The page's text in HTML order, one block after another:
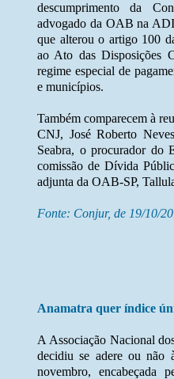
descumprimento da
advogado da OAB na
que alterou o artigo 100
ao Ato das Disposições
regime especial de
e municípios.
Também comparecem à
CNJ, José Roberto
Seabra, o procurador do
comissão de Dívida
adjunta da OAB-SP,
Fonte: Conjur, de 19/10/
Anamatra quer índice
A Associação Nacional
decidiu se adere ou não
novembro, encabeçada